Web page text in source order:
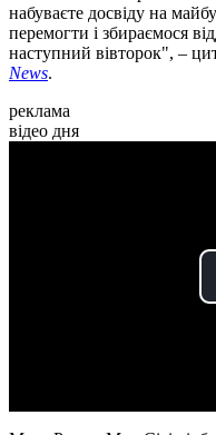
набуваєте досвіду на
перемогти і збираємося
наступний вівторок", –
News.
реклама
відео дня